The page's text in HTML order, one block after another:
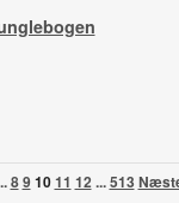
891011 12 ...513